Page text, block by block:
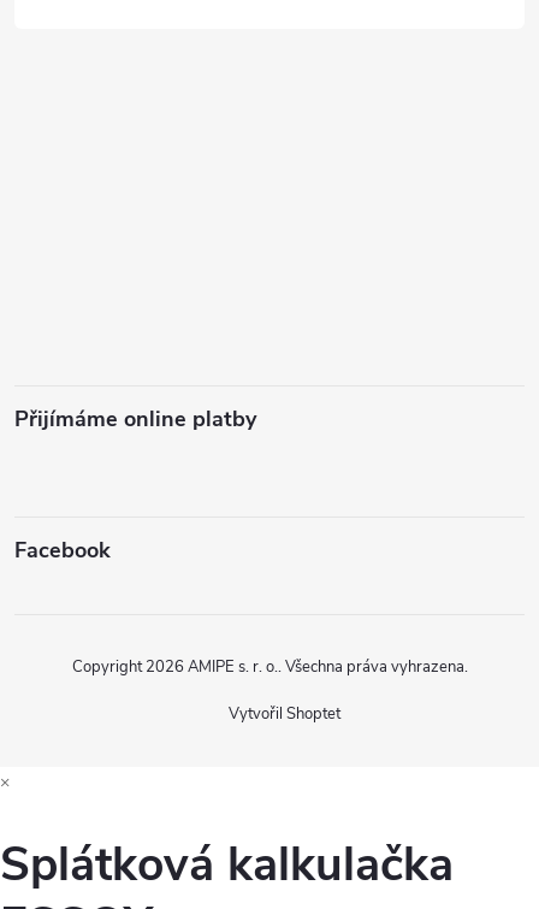
Přijímáme online platby
Facebook
Vytvořil Shoptet
Copyright 2026 AMIPE s. r. o.. Všechna práva vyhrazena.
×
Splátková kalkulačka